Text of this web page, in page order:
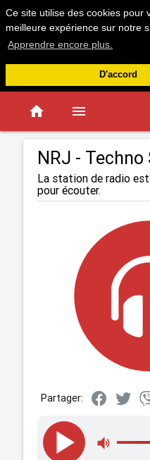
Ce site utilise des cookies pour
meilleure expérience sur notre
Apprendre encore plus.
D'accord
home menu
NRJ - Techno
La station de radio
pour écouter.
Partager: